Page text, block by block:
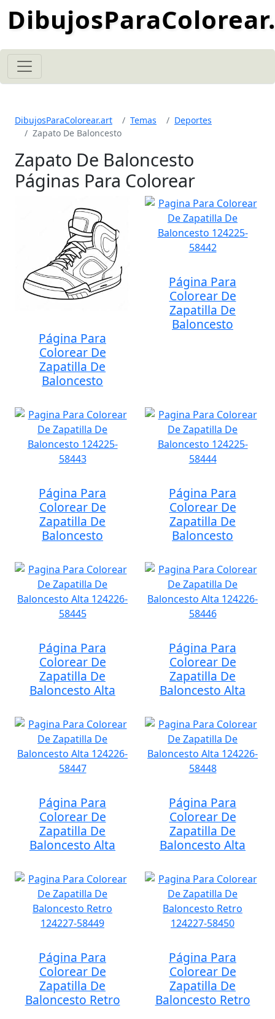
DibujosParaColorear.art Temas
Deportes
Zapato De Baloncesto
Zapato De Baloncesto
Páginas Para Colorear
Página Para
Colorear De
Zapatilla De
Baloncesto
Página Para
Colorear De
Zapatilla De
Baloncesto
Página Para
Colorear De
Zapatilla De
Baloncesto
Página Para
Colorear De
Zapatilla De
Baloncesto
Página Para
Colorear De
Zapatilla De
Baloncesto Alta
Página Para
Colorear De
Zapatilla De
Baloncesto Alta
Página Para
Colorear De
Zapatilla De
Baloncesto Alta
Página Para
Colorear De
Zapatilla De
Baloncesto Alta
Página Para
Colorear De
Zapatilla De
Baloncesto Retro
Página Para
Colorear De
Zapatilla De
Baloncesto Retro